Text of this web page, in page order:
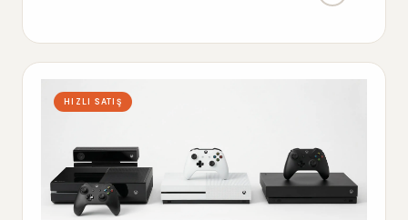
HIZLI SATIŞ